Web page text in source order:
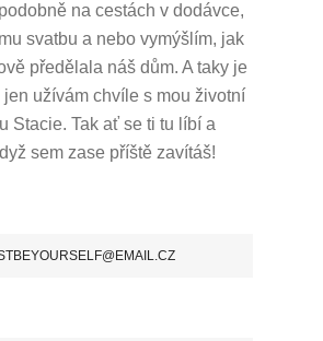
na cestách v dodávce,
svatbu a nebo vymýšlím, jak
předělala náš dům. A taky je
jen užívám chvíle s mou životní
Stacie. Tak ať se ti tu líbí a
sem zase příště zavítáš!